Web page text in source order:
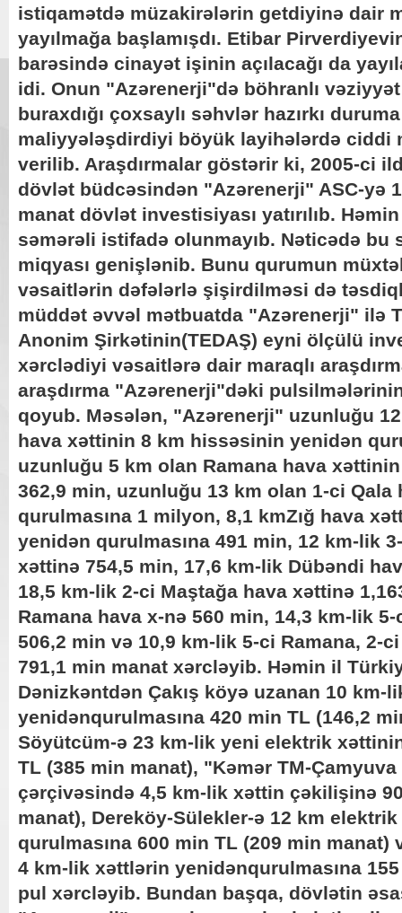
istiqamətdə müzakirələrin getdiyinə dair
yayılmağa başlamışdı. Etibar
barəsində cinayət işinin açılacağı da
idi. Onun "Azərenerji"də böhranlı
buraxdığı çoxsaylı səhvlər hazırkı
maliyyələşdirdiyi böyük layihələrdə ciddi
verilib. Araşdırmalar göstərir ki, 2005-ci
dövlət büdcəsindən "Azərenerji" ASC-yə
manat dövlət investisiyası yatırılıb.
səmərəli istifadə olunmayıb. Nəticədə bu
miqyası genişlənib. Bunu qurumun
vəsaitlərin dəfələrlə şişirdilməsi də
müddət əvvəl mətbuatda "Azərenerji" ilə
Anonim Şirkətinin(TEDAŞ) eyni ölçülü
xərclədiyi vəsaitlərə dair maraqlı
araşdırma "Azərenerji"dəki pulsilmələrinin
qoyub. Məsələn, "Azərenerji" uzunluğu
hava xəttinin 8 km hissəsinin yenidən
uzunluğu 5 km olan Ramana hava
362,9 min, uzunluğu 13 km olan 1-ci
qurulmasına 1 milyon, 8,1 kmZığ hava
yenidən qurulmasına 491 min, 12 km-lik
xəttinə 754,5 min, 17,6 km-lik Dübəndi
18,5 km-lik 2-ci Maştağa hava xəttinə
Ramana hava x-nə 560 min, 14,3 km-lik
506,2 min və 10,9 km-lik 5-ci Ramana, 2-
791,1 min manat xərcləyib. Həmin il
Dənizkəntdən Çakış köyə uzanan 10 km-
yenidənqurulmasına 420 min TL (146,2
Söyütcüm-ə 23 km-lik yeni elektrik
TL (385 min manat), "Kəmər TM-
çərçivəsində 4,5 km-lik xəttin çəkilişinə
manat), Dereköy-Sülekler-ə 12 km
qurulmasına 600 min TL (209 min manat)
4 km-lik xəttlərin yenidənqurulmasına
pul xərcləyib. Bundan başqa, dövlətin